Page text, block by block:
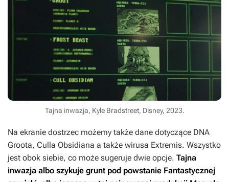
Tajna inwazja, Kyle Bradstreet, Disney, 2023.
Na ekranie dostrzec możemy także dane dotyczące DNA
Groota, Culla Obsidiana a także wirusa Extremis. Wszystko
jest obok siebie, co może sugeruje dwie opcje. Tajna
inwazja albo szykuje grunt pod powstanie Fantastycznej